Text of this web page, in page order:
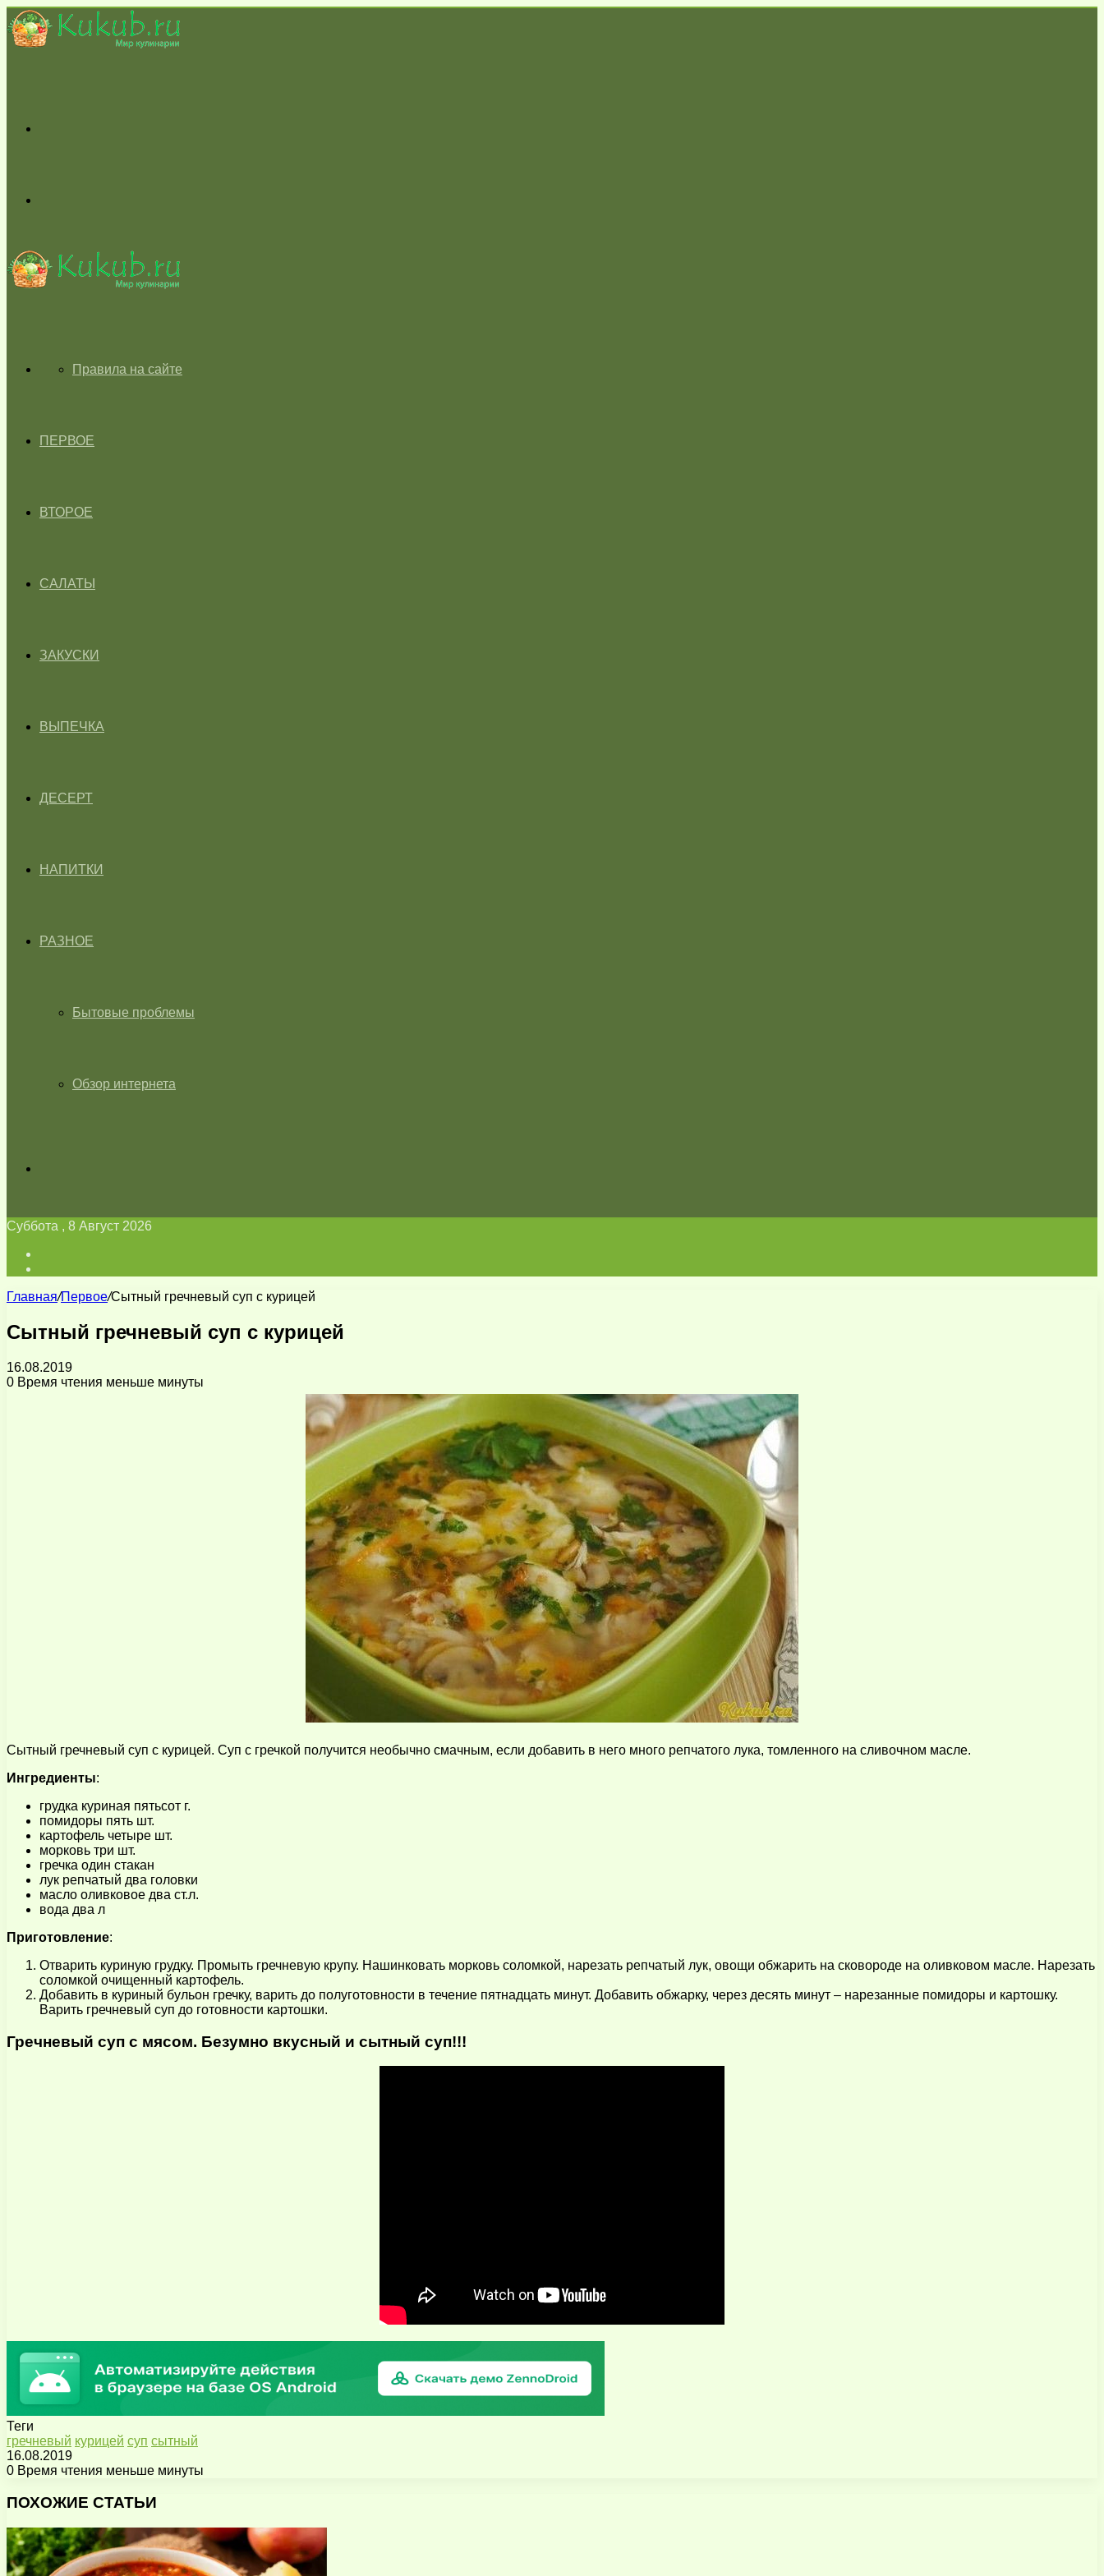
skin
ГЛАВНАЯПравила на сайте
ПЕРВОЕ
ВТОРОЕ
САЛАТЫ
ЗАКУСКИ
ВЫПЕЧКА
ДЕСЕРТ
НАПИТКИ
РАЗНОЕ
Бытовые проблемы
Обзор интернета
Суббота , 8 Август 2026
Главная/Первое/Сытный гречневый суп с курицей
Сытный гречневый суп с курицей
16.08.2019
0 Время чтения меньше минуты
Сытный гречневый суп с курицей. Суп с гречкой получится необычно смачным, если добавить в него много репчатого лука, томленного на сливочном масле.
Ингредиенты:
грудка куриная пятьсот г.
помидоры пять шт.
картофель четыре шт.
морковь три шт.
гречка один стакан
лук репчатый два головки
масло оливковое два ст.л.
вода два л
Приготовление:
Отварить куриную грудку. Промыть гречневую крупу. Нашинковать морковь соломкой, нарезать репчатый лук, овощи обжарить на сковороде на оливковом масле. Нарезать
соломкой очищенный картофель.
Добавить в куриный бульон гречку, варить до полуготовности в течение пятнадцать минут. Добавить обжарку, через десять минут – нарезанные помидоры и картошку.
Варить гречневый суп до готовности картошки.
Гречневый суп с мясом. Безумно вкусный и сытный суп!!!
Теги
гречневый курицей суп сытный
16.08.2019
0 Время чтения меньше минуты
через
почту
ПОХОЖИЕ СТАТЬИ